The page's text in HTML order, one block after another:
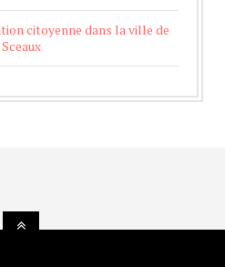
citoyenne dans la ville de
Sceaux